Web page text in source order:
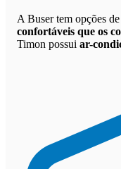
A Buser tem opções
confortáveis que os
Timon possui ar-